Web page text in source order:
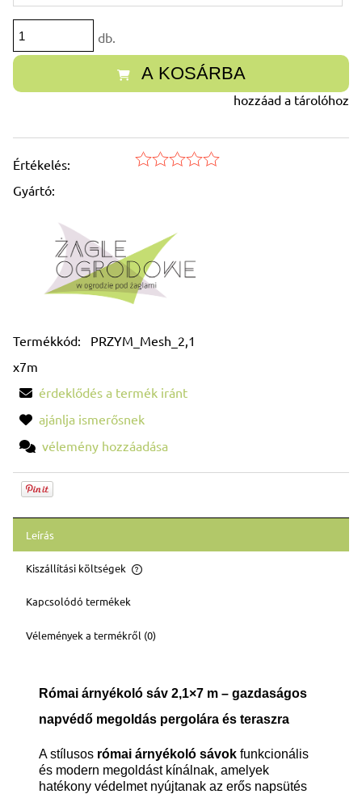
db.
A KOSÁRBA
hozzáad a tárolóhoz
Értékelés:
Gyártó:
Termékkód:
PRZYM_Mesh_2,1
x7m
érdeklődés a termék iránt
ajánlja ismerősnek
vélemény hozzáadása
Leírás
Kiszállítási költségek
Az ár nem tartalmazza az esetleges fizetési költségeket
Kapcsolódó termékek
Vélemények a termékről (0)
Római árnyékoló sáv 2,1×7 m – gazdaságos
napvédő megoldás pergolára és teraszra
A stílusos római árnyékoló sávok funkcionális
és modern megoldást kínálnak, amelyek
hatékony védelmet nyújtanak az erős napsütés